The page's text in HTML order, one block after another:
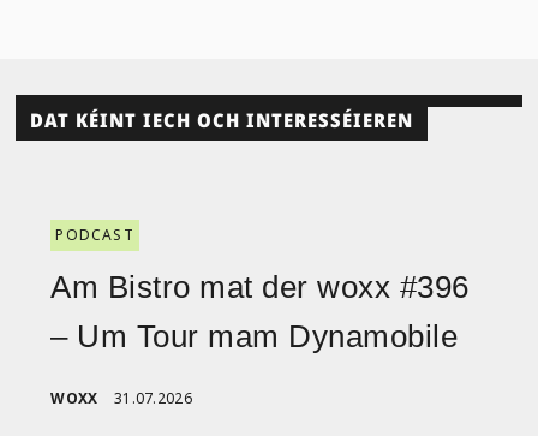
DAT KÉINT IECH OCH INTERESSÉIEREN
PODCAST
Am Bistro mat der woxx #396
– Um Tour mam Dynamobile
WOXX 31.07.2026